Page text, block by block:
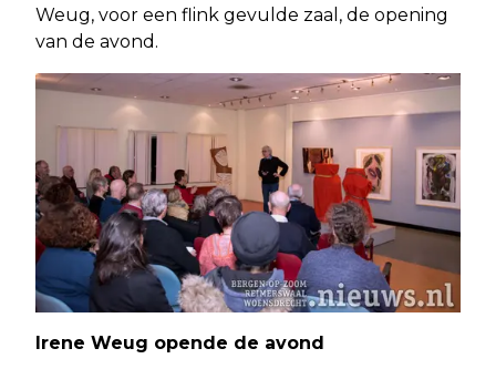
Weug, voor een flink gevulde zaal, de opening
van de avond.
Irene Weug opende de avond